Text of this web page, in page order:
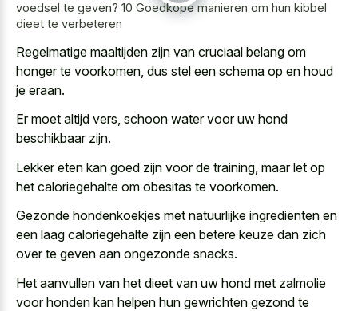
voedsel te geven? 10 Goedkope manieren om hun kibbel
dieet te verbeteren
Regelmatige maaltijden zijn van cruciaal belang om
honger te voorkomen, dus stel een schema op en houd
je eraan.
Er moet altijd vers, schoon water voor uw hond
beschikbaar zijn.
Lekker eten kan goed zijn voor de training, maar let op
het caloriegehalte om obesitas te voorkomen.
Gezonde hondenkoekjes met natuurlijke ingrediënten en
een laag caloriegehalte zijn een betere keuze dan zich
over te geven aan ongezonde snacks.
Het aanvullen van het dieet van uw hond met zalmolie
voor honden kan helpen hun gewrichten gezond te